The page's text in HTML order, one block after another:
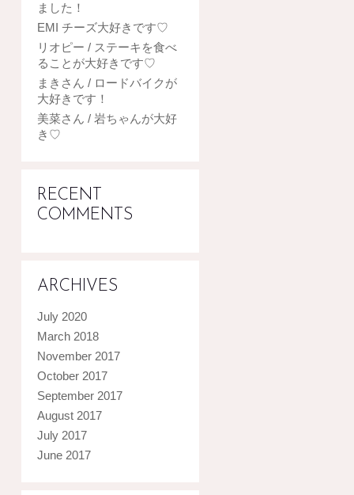
ました！
EMI チーズ大好きです♡
リオピー / ステーキを食べ
ることが大好きです♡
まきさん / ロードバイクが
大好きです！
美菜さん / 岩ちゃんが大好
き♡
RECENT
COMMENTS
ARCHIVES
July 2020
March 2018
November 2017
October 2017
September 2017
August 2017
July 2017
June 2017